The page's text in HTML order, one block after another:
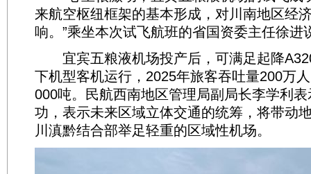
来航空枢纽框架的基本形成，对川南地区经
响。”乘坐本次试飞航班的省国资委主任徐进
宜宾五粮液机场投产后，可满足起降
下机型客机运行，2025年旅客吞吐量200万
000吨。民航西南地区管理局副局长李学利
功，表示未来区域立体交通的统筹，将带动
川滇黔结合部举足轻重的区域性机场。